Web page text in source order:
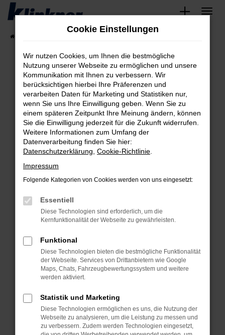
Zum
springen
Fehler: Network Error
Beim Laden ist ein Fehler aufgetreten.
Hier sind ein paar Tipps, die dir helfen können:
Überprüfe deine Firewall und deine
Internetverbindung.
Laden andere Webseiten, zum Beispiel deine
Suchmaschine?
Prüfe deine Browsererweiterungen.
können das Laden bestimmter Seiten
verhindern. Funktioniert die Seite in einem
anderen Browser oder in einem privaten
Starte dein Gerät neu.
Das kann manchmal helfen, vorübergehende
Probleme zu beheben.
Betriebssystem auf dem neuesten Stand
sind.
Veraltete Software birgt nicht nur ein
Sicherheitsrisiko, sondern kann auch dazu
Cookie Einstellungen
Wir nutzen Cookies, um Ihnen die bestmögliche
Nutzung unserer Webseite zu ermöglichen und unsere
Kommunikation mit Ihnen zu verbessern. Wir
berücksichtigen hierbei Ihre Präferenzen und
verarbeiten Daten für Marketing und Statistiken nur,
wenn Sie uns Ihre Einwilligung geben. Wenn Sie zu
einem späteren Zeitpunkt Ihre Meinung ändern, können
Sie die Einwilligung jederzeit für die Zukunft widerrufen.
Weitere Informationen zum Umfang der
Datenverarbeitung finden Sie hier:
Datenschutzerklärung Cookie-Richtlinie
Impressum
Folgende Kategorien von Cookies werden von uns eingesetzt:
Essentiell
Diese Technologien sind erforderlich, um die
Kernfunktionalität der Webseite zu gewährleisten.
Funktional
Diese Technologien bieten die bestmögliche Funktionalität
der Webseite. Services von Drittanbietern wie Google
Maps, Chats, Fahrzeugbewertungssystem und weitere
werden aktiviert.
Statistik und Marketing
Diese Technologien ermöglichen es uns, die Nutzung der
Webseite zu analysieren, um die Leistung zu messen und
zu verbessern. Zudem werden Technologien eingesetzt,